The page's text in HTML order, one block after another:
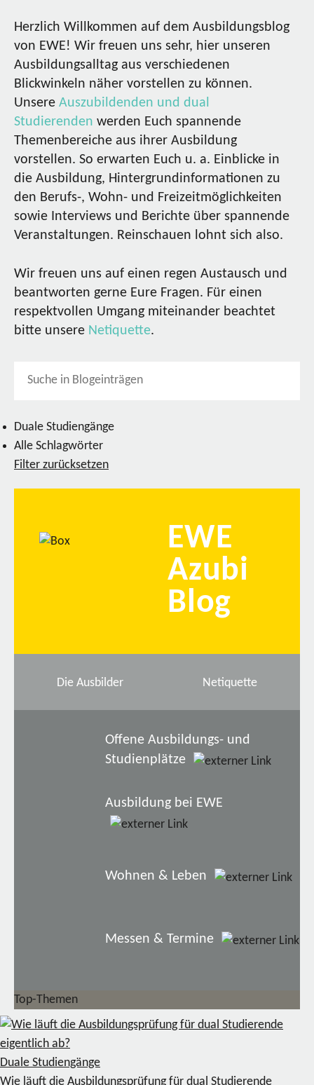
Herzlich Willkommen auf dem Ausbildungsblog
von EWE! Wir freuen uns sehr, hier unseren
Ausbildungsalltag aus verschiedenen
Blickwinkeln näher vorstellen zu können.
Unsere Auszubildenden und dual
Studierenden werden Euch spannende
Themenbereiche aus ihrer Ausbildung
vorstellen. So erwarten Euch u. a. Einblicke in
die Ausbildung, Hintergrundinformationen zu
den Berufs-, Wohn- und Freizeitmöglichkeiten
sowie Interviews und Berichte über spannende
Veranstaltungen. Reinschauen lohnt sich also.
Wir freuen uns auf einen regen Austausch und
beantworten gerne Eure Fragen. Für einen
respektvollen Umgang miteinander beachtet
bitte unsere Netiquette.
Duale Studiengänge
Alle Schlagwörter
Filter zurücksetzen
EWE
Azubi
Blog
Die Ausbilder Netiquette
Offene Ausbildungs- und
Studienplätze
Ausbildung bei EWE
Wohnen & Leben
Messen & Termine
Top-Themen
Duale Studiengänge
Wie läuft die Ausbildungsprüfung für dual Studierende